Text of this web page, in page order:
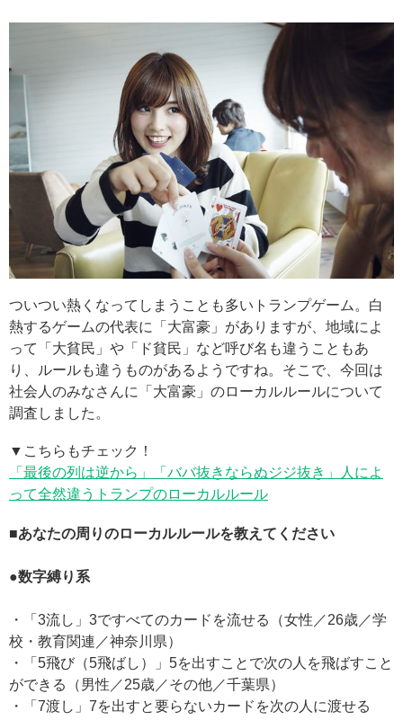
ついつい熱くなってしまうことも多いトランプゲーム。白
熱するゲームの代表に「大富豪」がありますが、地域によ
って「大貧民」や「ド貧民」など呼び名も違うこともあ
り、ルールも違うものがあるようですね。そこで、今回は
社会人のみなさんに「大富豪」のローカルルールについて
調査しました。
▼こちらもチェック！
「最後の列は逆から」「ババ抜きならぬジジ抜き」人によ
って全然違うトランプのローカルルール
■あなたの周りのローカルルールを教えてください
●数字縛り系
・「3流し」3ですべてのカードを流せる（女性／26歳／学
校・教育関連／神奈川県）
・「5飛び（5飛ばし）」5を出すことで次の人を飛ばすこと
ができる（男性／25歳／その他／千葉県）
・「7渡し」7を出すと要らないカードを次の人に渡せる